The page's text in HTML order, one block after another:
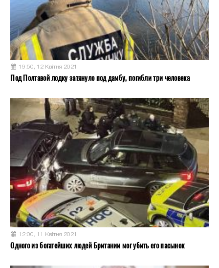
19:50, 12 Квітня 2021
Под Полтавой лодку затянуло под дамбу, погибли три человека
12:00, 11 Квітня 2021
Одного из богатейших людей Британии мог убить его пасынок